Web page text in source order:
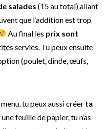
salades (15 au total) allant
que l’addition est trop
Au final les prix sont
servies. Tu peux ensuite
(poulet, dinde, œufs,
tu peux aussi créer ta
une feuille de papier, tu n’as